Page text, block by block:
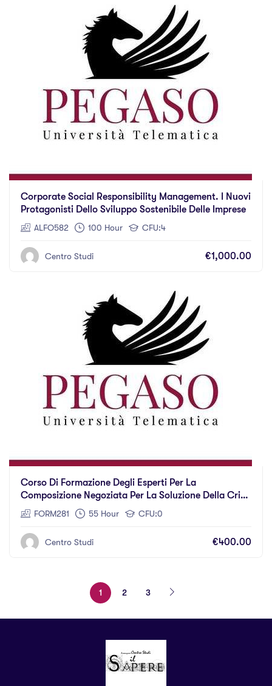
Corporate Social Responsibility Management. I Nuovi
Protagonisti Dello Sviluppo Sostenibile Delle Imprese
ALFO582 100 Hour CFU:4
Centro Studi €1,000.00
Corso Di Formazione Degli Esperti Per La
Composizione Negoziata Per La Soluzione Della Crisi
D’impresa Ex. D.L. 118/2021 – Prima Edizione
FORM281 55 Hour CFU:0
Centro Studi €400.00
1 2 3